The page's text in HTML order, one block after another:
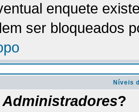
enquete
ser bloqueados
Níveis
Administradores?